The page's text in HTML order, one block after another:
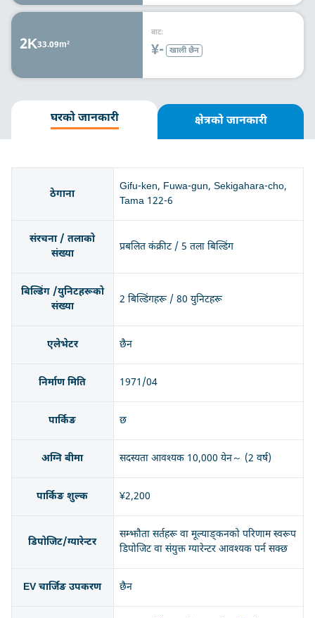
2K33.09m²
बाट:
¥- खाली छैन
घरको जानकारी क्षेत्रको जानकारी
ठेगाना
Gifu-ken, Fuwa-gun, Sekigahara-cho,
Tama 122-6
संरचना / तलाको
संख्या
प्रबलित कंक्रीट / 5 तला बिल्डिंग
बिल्डिंग /युनिटहरूको
संख्या
2 बिल्डिंगहरू / 80 युनिटहरू
एलेभेटर छैन
निर्माण मिति 1971/04
पार्किङ छ
अग्नि बीमा सदस्यता आवश्यक 10,000 येन～ (2 वर्ष)
पार्किङ शुल्क ¥2,200
डिपोजिट/ग्यारेन्टर
सम्झौता सर्तहरू वा मूल्याङ्कनको परिणाम स्वरूप
डिपोजिट वा संयुक्त ग्यारेन्टर आवश्यक पर्न सक्छ
EV चार्जिङ उपकरण छैन